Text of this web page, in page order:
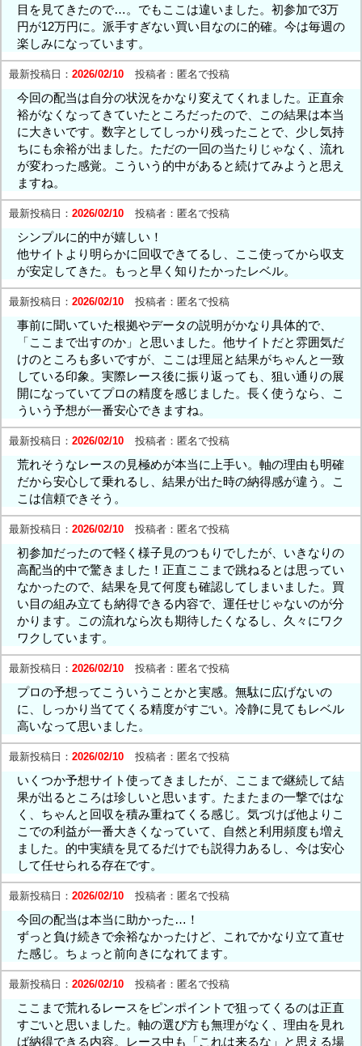
目を見てきたので…。でもここは違いました。初参加で3万
円が12万円に。派手すぎない買い目なのに的確。今は毎週の
楽しみになっています。
最新投稿日： 2026/02/10 投稿者： 匿名で投稿
今回の配当は自分の状況をかなり変えてくれました。正直余
裕がなくなってきていたところだったので、この結果は本当
に大きいです。数字としてしっかり残ったことで、少し気持
ちにも余裕が出ました。ただの一回の当たりじゃなく、流れ
が変わった感覚。こういう的中があると続けてみようと思え
ますね。
最新投稿日： 2026/02/10 投稿者： 匿名で投稿
シンプルに的中が嬉しい！
他サイトより明らかに回収できてるし、ここ使ってから収支
が安定してきた。もっと早く知りたかったレベル。
最新投稿日： 2026/02/10 投稿者： 匿名で投稿
事前に聞いていた根拠やデータの説明がかなり具体的で、
「ここまで出すのか」と思いました。他サイトだと雰囲気だ
けのところも多いですが、ここは理屈と結果がちゃんと一致
している印象。実際レース後に振り返っても、狙い通りの展
開になっていてプロの精度を感じました。長く使うなら、こ
ういう予想が一番安心できますね。
最新投稿日： 2026/02/10 投稿者： 匿名で投稿
荒れそうなレースの見極めが本当に上手い。軸の理由も明確
だから安心して乗れるし、結果が出た時の納得感が違う。こ
こは信頼できそう。
最新投稿日： 2026/02/10 投稿者： 匿名で投稿
初参加だったので軽く様子見のつもりでしたが、いきなりの
高配当的中で驚きました！正直ここまで跳ねるとは思ってい
なかったので、結果を見て何度も確認してしまいました。買
い目の組み立ても納得できる内容で、運任せじゃないのが分
かります。この流れなら次も期待したくなるし、久々にワク
ワクしています。
最新投稿日： 2026/02/10 投稿者： 匿名で投稿
プロの予想ってこういうことかと実感。無駄に広げないの
に、しっかり当ててくる精度がすごい。冷静に見てもレベル
高いなって思いました。
最新投稿日： 2026/02/10 投稿者： 匿名で投稿
いくつか予想サイト使ってきましたが、ここまで継続して結
果が出るところは珍しいと思います。たまたまの一撃ではな
く、ちゃんと回収を積み重ねてくる感じ。気づけば他よりこ
こでの利益が一番大きくなっていて、自然と利用頻度も増え
ました。的中実績を見てるだけでも説得力あるし、今は安心
して任せられる存在です。
最新投稿日： 2026/02/10 投稿者： 匿名で投稿
今回の配当は本当に助かった…！
ずっと負け続きで余裕なかったけど、これでかなり立て直せ
た感じ。ちょっと前向きになれてます。
最新投稿日： 2026/02/10 投稿者： 匿名で投稿
ここまで荒れるレースをピンポイントで狙ってくるのは正直
すごいと思いました。軸の選び方も無理がなく、理由を見れ
ば納得できる内容。レース中も「これは来るな」と思える場